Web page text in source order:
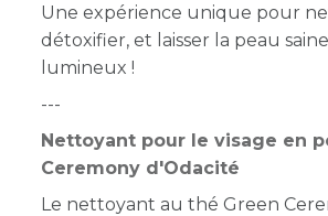
Une expérience unique pour
détoxifier, et laisser la peau
lumineux !
---
Nettoyant pour le visage en
Ceremony d'Odacité
Le nettoyant au thé Green